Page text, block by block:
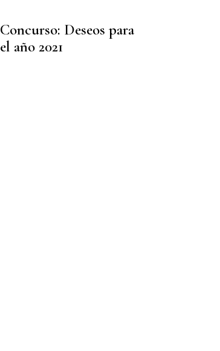
Concurso: Deseos para
el año 2021